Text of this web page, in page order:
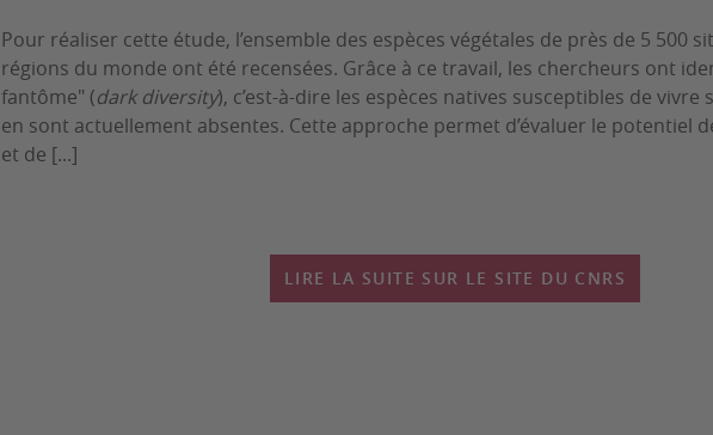
Pour réaliser cette étude, l’ensemble des espèces végétales de près de 5 500
régions du monde ont été recensées. Grâce à ce travail, les chercheurs ont
fantôme" (dark diversity), c’est-à-dire les espèces natives susceptibles de vivre
en sont actuellement absentes. Cette approche permet d’évaluer le potentiel
et de [...]
LIRE LA SUITE SUR LE SITE DU CNRS